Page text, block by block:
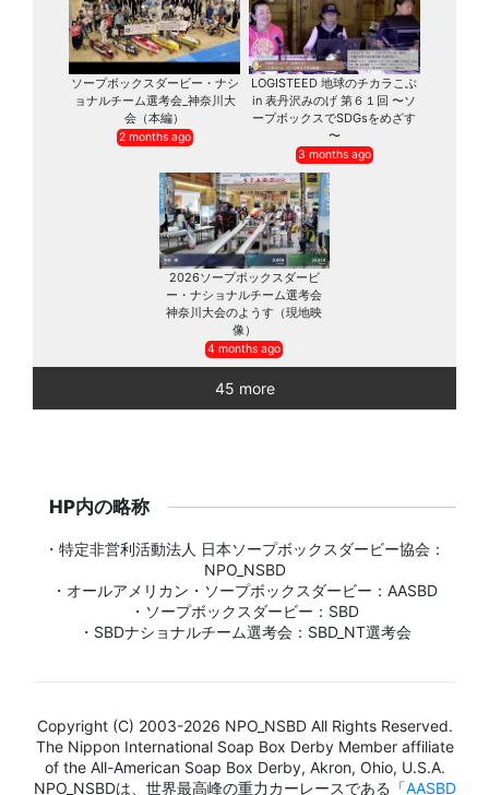
ソープボックスダービー・ナシ
ョナルチーム選考会_神奈川大
会（本編）
2 months ago
LOGISTEED 地球のチカラこぶ
in 表丹沢みのげ 第６１回 〜ソ
ープボックスでSDGsをめざす
〜
3 months ago
2026ソープボックスダービ
ー・ナショナルチーム選考会
神奈川大会のようす（現地映
像）
4 months ago
45 more
HP内の略称
・特定非営利活動法人 日本ソープボックスダービー協会：
NPO_NSBD
・オールアメリカン・ソープボックスダービー：AASBD
・ソープボックスダービー：SBD
・SBDナショナルチーム選考会：SBD_NT選考会
Copyright (C) 2003-2026 NPO_NSBD All Rights Reserved.
The Nippon International Soap Box Derby Member affiliate
of the All-American Soap Box Derby, Akron, Ohio, U.S.A.
NPO_NSBDは、世界最高峰の重力カーレースである「AASBD